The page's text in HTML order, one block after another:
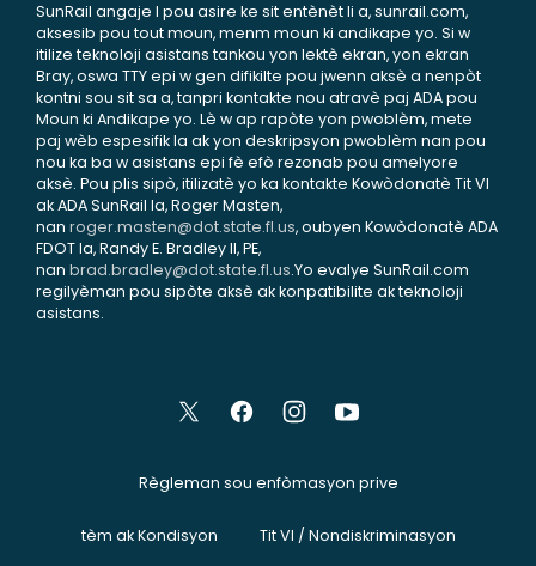
SunRail angaje l pou asire ke sit entènèt li a, sunrail.com,
aksesib pou tout moun, menm moun ki andikape yo. Si w
itilize teknoloji asistans tankou yon lektè ekran, yon ekran
Bray, oswa TTY epi w gen difikilte pou jwenn aksè a nenpòt
kontni sou sit sa a, tanpri kontakte nou atravè paj ADA pou
Moun ki Andikape yo. Lè w ap rapòte yon pwoblèm, mete
paj wèb espesifik la ak yon deskripsyon pwoblèm nan pou
nou ka ba w asistans epi fè efò rezonab pou amelyore
aksè. Pou plis sipò, itilizatè yo ka kontakte Kowòdonatè Tit VI
ak ADA SunRail la, Roger Masten,
nan roger.masten@dot.state.fl.us, oubyen Kowòdonatè ADA
FDOT la, Randy E. Bradley II, PE,
nan brad.bradley@dot.state.fl.us.Yo evalye SunRail.com
regilyèman pou sipòte aksè ak konpatibilite ak teknoloji
asistans.
Règleman sou enfòmasyon prive
tèm ak Kondisyon Tit VI / Nondiskriminasyon